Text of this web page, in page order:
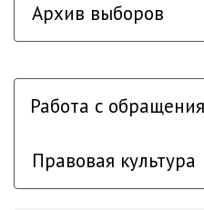
Архив выборов
Работа с
Правовая культура